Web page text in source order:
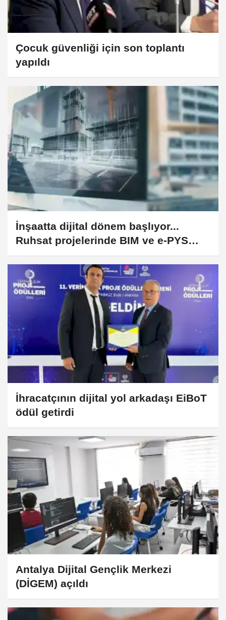
Çocuk güvenliği için son toplantı
yapıldı
İnşaatta dijital dönem başlıyor...
Ruhsat projelerinde BIM ve e-PYS
zorunluluğu geliyor
İhracatçının dijital yol arkadaşı EiBoT
ödül getirdi
Antalya Dijital Gençlik Merkezi
(DİGEM) açıldı